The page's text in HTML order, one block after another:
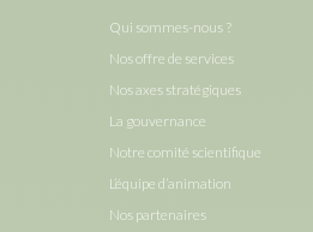
Qui sommes-nous ?
Nos offre de services
Nos axes stratégiques
La gouvernance
Notre comité scientifique
L’équipe d’animation
Nos partenaires